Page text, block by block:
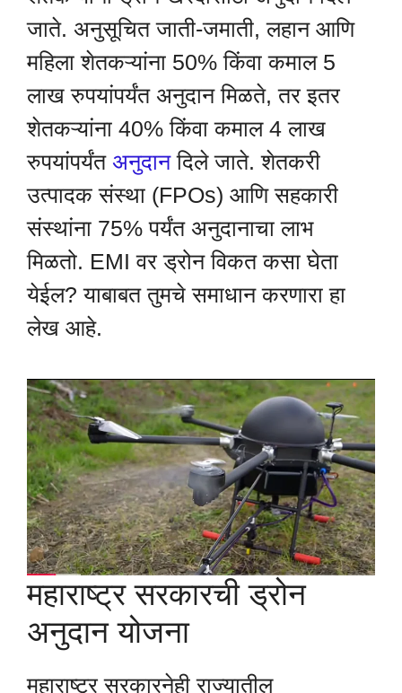
जाते. अनुसूचित जाती-जमाती, लहान आणि
महिला शेतकऱ्यांना 50% किंवा कमाल 5
लाख रुपयांपर्यंत अनुदान मिळते, तर इतर
शेतकऱ्यांना 40% किंवा कमाल 4 लाख
रुपयांपर्यंत अनुदानदिले जाते. शेतकरी
उत्पादक संस्था (FPOs) आणि सहकारी
संस्थांना 75% पर्यंत अनुदानाचा लाभ
मिळतो. EMI वर ड्रोन विकत कसा घेता
येईल? याबाबत तुमचे समाधान करणारा हा
लेख आहे.
महाराष्ट्र सरकारची ड्रोन
अनुदान योजना
महाराष्ट्र सरकारनेही राज्यातील